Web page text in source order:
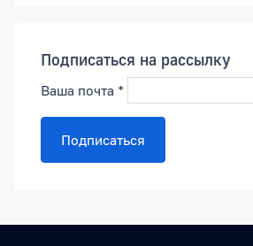
Подписаться на рассылку
Ваша почта *
Подписаться